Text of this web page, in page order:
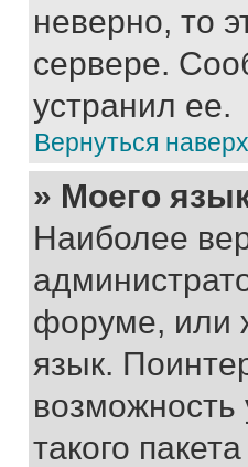
неверно, то
сервере.
устранил ее.
Вернуться наверх
» Моего
Наиболее
форуме, или
язык.
возможность
такого